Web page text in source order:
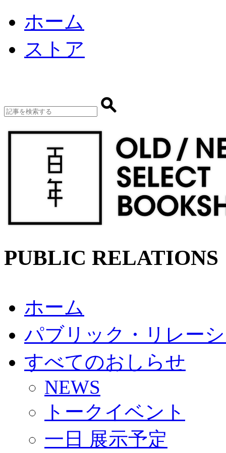
ホーム
ストア
PUBLIC RELATIONS
ホーム
パブリック・リレー
すべてのおしらせ
NEWS
トークイベント
一日 展示予定